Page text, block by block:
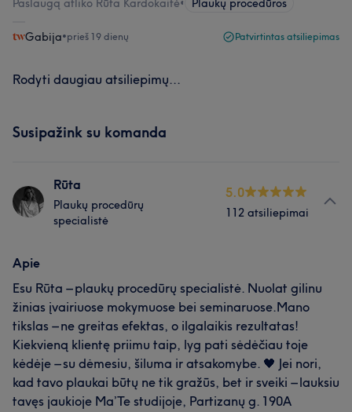
Paslaugą atliko Rūta Kardokaitė• Plaukų procedūros
Gabija•prieš 19 dienų Patvirtintas atsiliepimas
Rodyti daugiau atsiliepimų...
Susipažink su komanda
Rūta
Plaukų procedūrų
specialistė
5.0
112 atsiliepimai
Apie
Esu Rūta – plaukų procedūrų specialistė. Nuolat gilinu
žinias įvairiuose mokymuose bei seminaruose.Mano
tikslas – ne greitas efektas, o ilgalaikis rezultatas!
Kiekvieną klientę priimu taip, lyg pati sėdėčiau toje
kėdėje – su dėmesiu, šiluma ir atsakomybe. 🖤 Jei nori,
kad tavo plaukai būtų ne tik gražūs, bet ir sveiki – lauksiu
tavęs jaukioje Ma’Te studijoje, Partizanų g. 190A